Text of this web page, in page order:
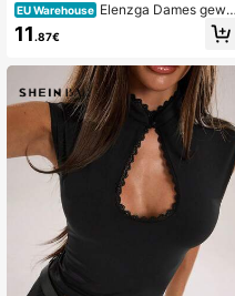
EU Warehouse Elenzga Dames gewe
ven casual en elegante zomertop
11 .87€